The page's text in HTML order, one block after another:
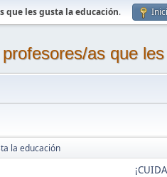
que les gusta la educación.
as que
la educación